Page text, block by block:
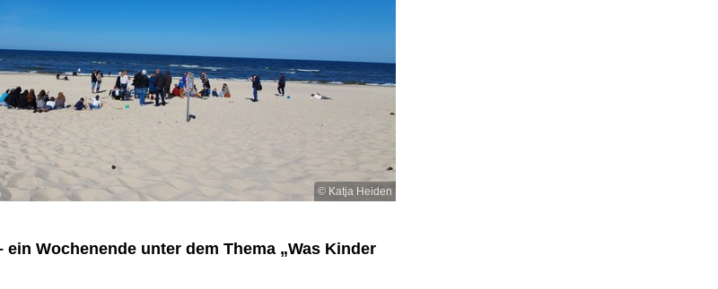
© Katja Heiden
ein Wochenende unter dem Thema „Was Kinder